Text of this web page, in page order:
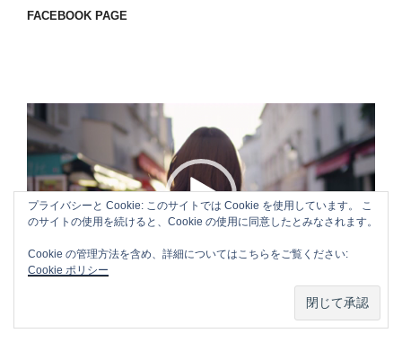
FACEBOOK PAGE
動
画
プ
レ
ー
ヤ
00:00
プライバシーと Cookie: このサイトでは Cookie を使用しています。 こ
のサイトの使用を続けると、Cookie の使用に同意したとみなされます。
Cookie の管理方法を含め、詳細についてはこちらをご覧ください:
Cookie ポリシー